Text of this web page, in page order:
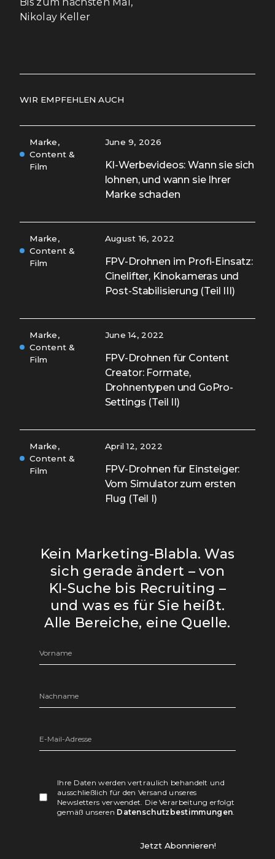
Nikolay Keller
WIR EMPFEHLEN AUCH
Marke,
Content &
Film
June 9, 2026
KI-Werbevideos: Wann sie sich
lohnen, und wann sie Ihrer
Marke schaden
Marke,
Content &
Film
August 16, 2022
FPV-Drohnen im Profi-Einsatz:
Cinelifter, Kinokameras und
Post-Stabilisierung (Teil III)
Marke,
Content &
Film
June 14, 2022
FPV-Drohnen für Content
Creator: Formate,
Drohnentypen und GoPro-
Settings (Teil II)
Marke,
Content &
Film
April 12, 2022
FPV-Drohnen für Einsteiger:
Vom Simulator zum ersten
Flug (Teil I)
Kein Marketing-Blabla. Was
sich gerade ändert – von
KI-Suche bis Recruiting –
und was es für Sie heißt.
Alle Bereiche, eine Quelle.
Ihre Daten werden vertraulich behandelt und
ausschließlich für den Versand unseres
Newsletters verwendet. Die Verarbeitung erfolgt
gemäß unseren Datenschutzbestimmungen